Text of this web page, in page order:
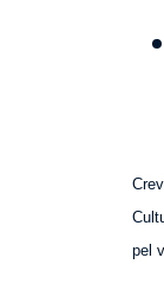
pel